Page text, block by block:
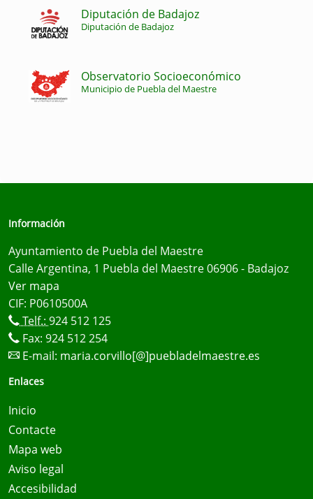
Diputación de Badajoz
Diputación de Badajoz
Observatorio Socioeconómico
Municipio de Puebla del Maestre
Información
Ayuntamiento de Puebla del Maestre
Calle Argentina, 1 Puebla del Maestre 06906 - Badajoz
Ver mapa
CIF: P0610500A
Telf.: 924 512 125
Fax: 924 512 254
E-mail: maria.corvillo[@]puebladelmaestre.es
Enlaces
Inicio
Contacte
Mapa web
Aviso legal
Accesibilidad